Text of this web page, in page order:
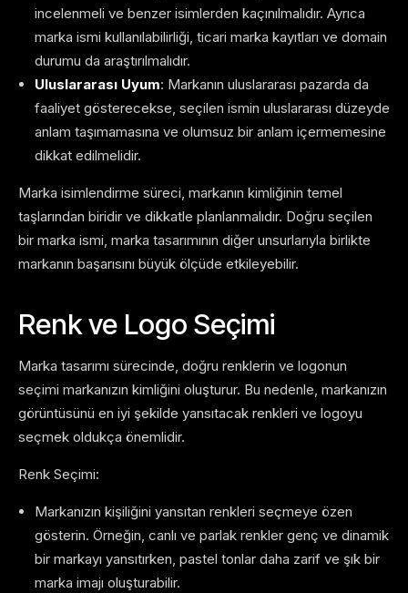
incelenmeli ve benzer isimlerden kaçınılmalıdır. Ayrıca
marka ismi kullanılabilirliği, ticari marka kayıtları ve domain
durumu da araştırılmalıdır.
Uluslararası Uyum: Markanın uluslararası pazarda da
faaliyet gösterecekse, seçilen ismin uluslararası düzeyde
anlam taşımamasına ve olumsuz bir anlam içermemesine
dikkat edilmelidir.
Marka isimlendirme süreci, markanın kimliğinin temel
taşlarından biridir ve dikkatle planlanmalıdır. Doğru seçilen
bir marka ismi, marka tasarımının diğer unsurlarıyla birlikte
markanın başarısını büyük ölçüde etkileyebilir.
Renk ve Logo Seçimi
Marka tasarımı sürecinde, doğru renklerin ve logonun
seçimi markanızın kimliğini oluşturur. Bu nedenle, markanızın
görüntüsünü en iyi şekilde yansıtacak renkleri ve logoyu
seçmek oldukça önemlidir.
Renk Seçimi:
Markanızın kişiliğini yansıtan renkleri seçmeye özen
gösterin. Örneğin, canlı ve parlak renkler genç ve dinamik
bir markayı yansıtırken, pastel tonlar daha zarif ve şık bir
marka imajı oluşturabilir.